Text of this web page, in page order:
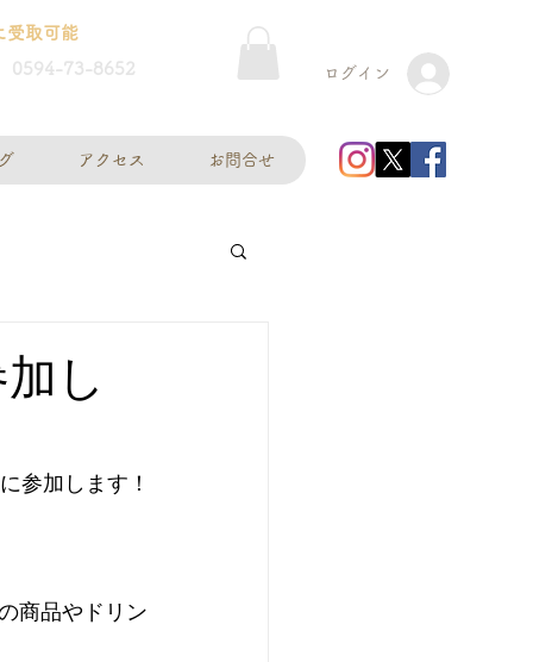
受取可能
0594-73-8652
ログイン
アクセス お問合せ
し
参加します！
商品やドリン